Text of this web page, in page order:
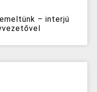
– interjú